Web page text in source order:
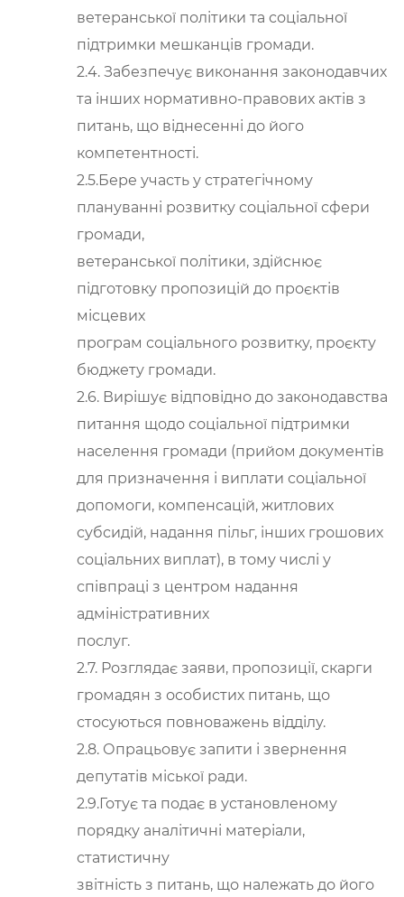
ветеранської політики та соціальної
підтримки мешканців громади.
2.4. Забезпечує виконання законодавчих
та інших нормативно-правових актів з
питань, що віднесенні до його
компетентності.
2.5.Бере участь у стратегічному
плануванні розвитку соціальної сфери
громади,
ветеранської політики, здійснює
підготовку пропозицій до проєктів
місцевих
програм соціального розвитку, проєкту
бюджету громади.
2.6. Вирішує відповідно до законодавства
питання щодо соціальної підтримки
населення громади (прийом документів
для призначення і виплати соціальної
допомоги, компенсацій, житлових
субсидій, надання пільг, інших грошових
соціальних виплат), в тому числі у
співпраці з центром надання
адміністративних
послуг.
2.7. Розглядає заяви, пропозиції, скарги
громадян з особистих питань, що
стосуються повноважень відділу.
2.8. Опрацьовує запити і звернення
депутатів міської ради.
2.9.Готує та подає в установленому
порядку аналітичні матеріали,
статистичну
звітність з питань, що належать до його